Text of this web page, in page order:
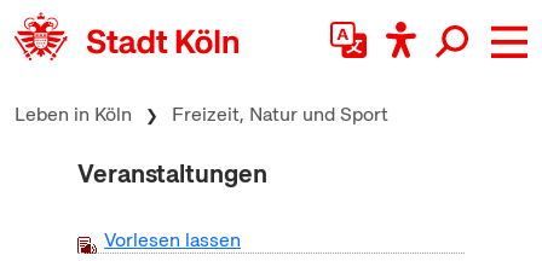
zum Inhalt springen
Leben in Köln Freizeit, Natur und Sport
Veranstaltungen
Vorlesen lassen